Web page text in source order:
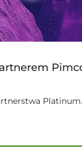
Platinum.